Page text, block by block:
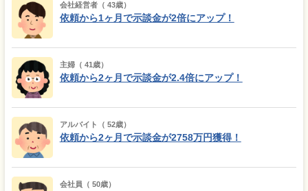
会社経営者（ 43歳）
依頼から1ヶ月で示談金が2倍にアップ！
主婦（ 41歳）
依頼から2ヶ月で示談金が2.4倍にアップ！
アルバイト（ 52歳）
依頼から2ヶ月で示談金が2758万円獲得！
会社員（ 50歳）